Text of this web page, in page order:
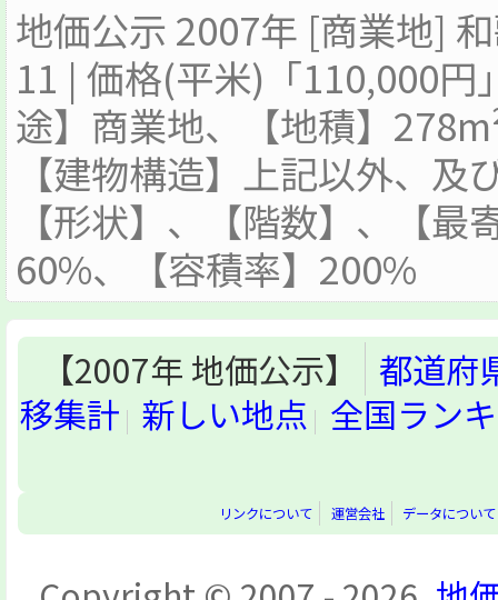
地価公示 2007年 [商業地]
11 | 価格(平米)「110,000
途】商業地、【地積】
【建物構造】上記以外、
【形状】、【階数】、【
60%、【容積率】200%
【2007年 地価公示】
都道府
移集計 新しい地点 全国ラン
リンクについて 運営会社 データについて